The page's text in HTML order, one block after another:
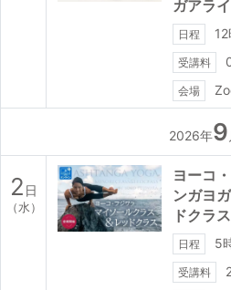
ガアラ
日程
受講料
会場
2026年9
2 日
（水）
ヨーコ
ンガヨ
ドクラ
日程 5
受講料